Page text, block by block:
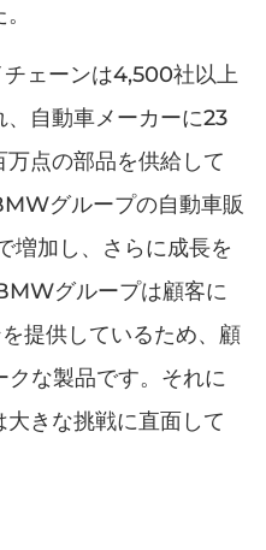
ェーンは4,500社以上
自動車メーカーに23
点の部品を供給して
グループの自動車販
増加し、さらに成長を
グループは顧客に
提供しているため、顧
な製品です。それに
きな挑戦に直面して